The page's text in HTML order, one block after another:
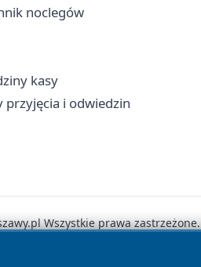
noclegów
kasy
przyjęcia i odwiedzin
Wszystkie prawa zastrzeżone.